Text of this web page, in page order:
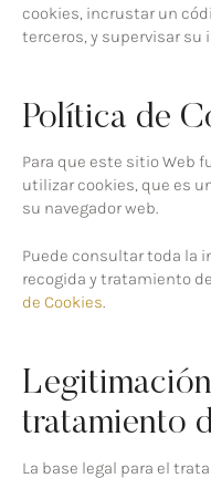
cookies, incrustar un
terceros, y supervisar su
Política de
Para que este sitio Web
utilizar cookies, que es
su navegador web.
Puede consultar toda la
recogida y tratamiento
de Cookies.
tratamiento
La base legal para el